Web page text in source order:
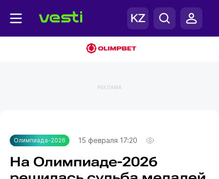
РЕКЛАМА
Олимпиада-2026 15 февраля 17:20
На Олимпиаде-2026